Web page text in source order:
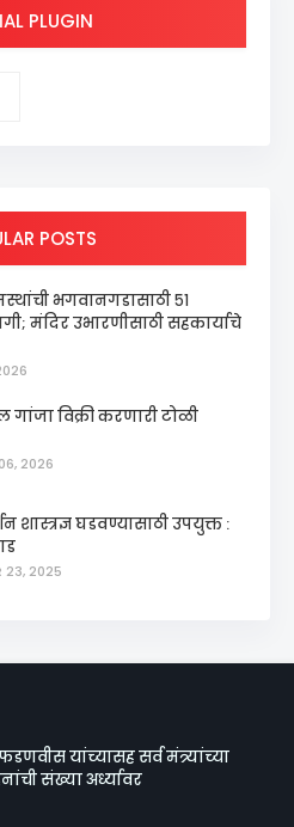
PLUGIN
POSTS
भगवानगडासाठी ५१
मंदिर उभारणीसाठी सहकार्याचे
गांजा विक्री करणारी टोळी
2026
शास्त्रज्ञ घडवण्यासाठी उपयुक्त :
23, 2025
यांच्यासह सर्व मंत्र्यांच्या
संख्या अर्ध्यावर